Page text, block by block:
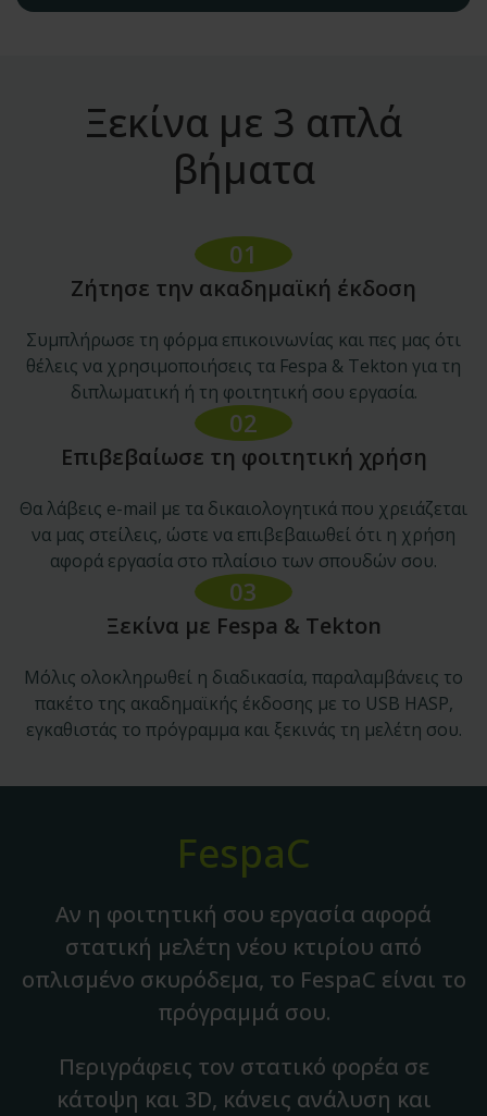
Ξεκίνα με 3 απλά
βήματα
01
Ζήτησε την ακαδημαϊκή έκδοση
Συμπλήρωσε τη φόρμα επικοινωνίας και πες μας ότι
θέλεις να χρησιμοποιήσεις τα Fespa & Tekton για τη
διπλωματική ή τη φοιτητική σου εργασία.
02
Επιβεβαίωσε τη φοιτητική χρήση
Θα λάβεις e-mail με τα δικαιολογητικά που χρειάζεται
να μας στείλεις, ώστε να επιβεβαιωθεί ότι η χρήση
αφορά εργασία στο πλαίσιο των σπουδών σου.
03
Ξεκίνα με Fespa & Tekton
Μόλις ολοκληρωθεί η διαδικασία, παραλαμβάνεις το
πακέτο της ακαδημαϊκής έκδοσης με το USB HASP,
εγκαθιστάς το πρόγραμμα και ξεκινάς τη μελέτη σου.
FespaC
Αν η φοιτητική σου εργασία αφορά
στατική μελέτη νέου κτιρίου από
οπλισμένο σκυρόδεμα, το FespaC είναι το
πρόγραμμά σου.
Περιγράφεις τον στατικό φορέα σε
κάτοψη και 3D, κάνεις ανάλυση και